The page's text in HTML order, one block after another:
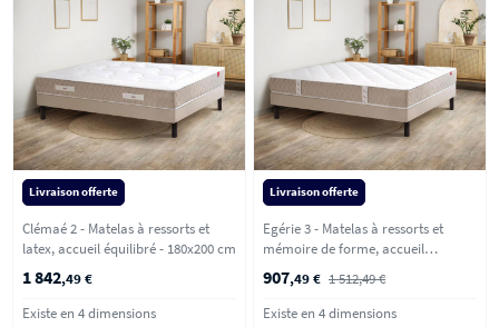
Livraison offerte
Clémaé 2 - Matelas à ressorts et
latex, accueil équilibré - 180x200 cm
1 842,49 €
Existe en 4 dimensions
Livraison offerte
Egérie 3 - Matelas à ressorts et
mémoire de forme, accueil
907,49 € 1 512,49 €
Existe en 4 dimensions